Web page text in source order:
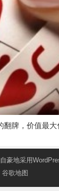
翻牌，价值最大
自豪地采用
谷歌地图